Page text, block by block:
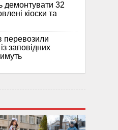
демонтувати 32
кіоски та
перевозили
заповідних